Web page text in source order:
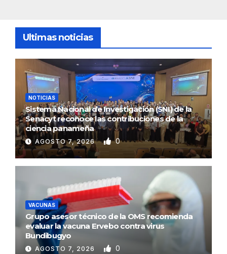
Ultimas noticias
NOTICIAS
Sistema Nacional de Investigación (SNI) de la
Senacyt reconoce las contribuciones de la
ciencia panameña
AGOSTO 7, 2026 0
VACUNAS
Grupo asesor técnico de la OMS recomienda
evaluar la vacuna Ervebo contra virus
Bundibugyo
AGOSTO 7, 2026 0